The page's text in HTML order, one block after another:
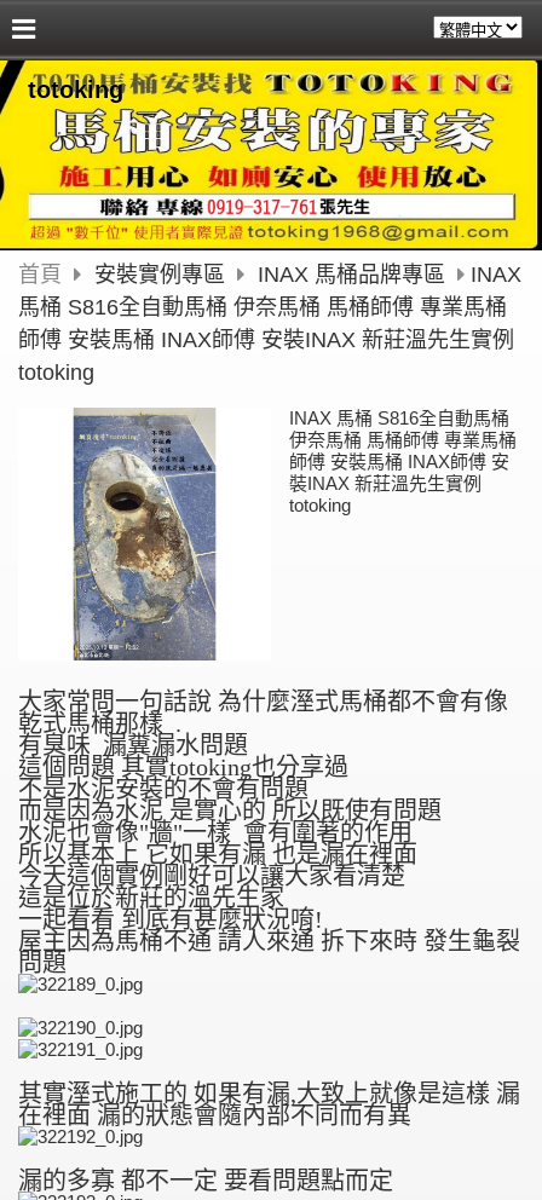
totoking
首頁 安裝實例專區 INAX 馬桶品牌專區
INAX
馬桶 S816全自動馬桶 伊奈馬桶 馬桶師傅 專業馬桶
師傅 安裝馬桶 INAX師傅 安裝INAX 新莊溫先生實例
totoking
INAX 馬桶 S816全自動馬桶
伊奈馬桶 馬桶師傅 專業馬桶
師傅 安裝馬桶 INAX師傅 安
裝INAX 新莊溫先生實例
totoking
大家常問一句話說 為什麼溼式馬桶都不會有像
乾式馬桶那樣 .
有臭味 漏糞漏水問題
這個問題 其實totoking也分享過
不是水泥安裝的不會有問題
而是因為水泥 是實心的 所以既使有問題
水泥也會像"牆"一樣 會有圍著的作用
所以基本上 它如果有漏 也是漏在裡面
今天這個實例剛好可以讓大家看清楚
這是位於新莊的溫先生家
一起看看 到底有甚麼狀況唷!
屋主因為馬桶不通 請人來通 拆下來時 發生龜裂
問題
其實溼式施工的 如果有漏,大致上就像是這樣 漏
在裡面 漏的狀態會隨內部不同而有異
漏的多寡 都不一定 要看問題點而定